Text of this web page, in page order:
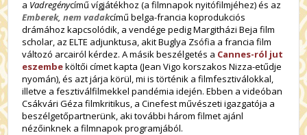
a Vadregénycímű vígjátékhoz (a filmnapok nyitófilmjéhez) és az
Emberek, nem vadakcímű belga-francia koprodukciós
drámához kapcsolódik, a vendége pedig Margitházi Beja film
scholar, az ELTE adjunktusa, akit Buglya Zsófia a francia film
változó arcairól kérdez. A másik beszélgetés a Cannes-ról jut
eszembeköltői címet kapta (Jean Vigo korszakos Nizza-etűdje
nyomán), és azt járja körül, mi is történik a filmfesztiválokkal,
illetve a fesztiválfilmekkel pandémia idején. Ebben a videóban
Csákvári Géza filmkritikus, a Cinefest művészeti igazgatója a
beszélgetőpartnerünk, aki további három filmet ajánl
nézőinknek a filmnapok programjából.